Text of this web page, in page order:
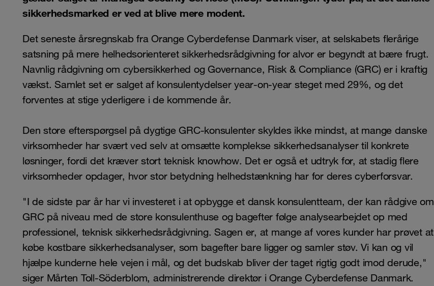
sikkerhedsmarked er ved at blive mere modent.
Det seneste årsregnskab fra Orange Cyberdefense Danmark viser, at selskabets flerårige
satsning på mere helhedsorienteret sikkerhedsrådgivning for alvor er begyndt at bære frugt.
Navnlig rådgivning om cybersikkerhed og Governance, Risk & Compliance (GRC) er i kraftig
vækst. Samlet set er salget af konsulentydelser year-on-year steget med 29%, og det
forventes at stige yderligere i de kommende år.
Den store efterspørgsel på dygtige GRC-konsulenter skyldes ikke mindst, at mange danske
virksomheder har svært ved selv at omsætte komplekse sikkerhedsanalyser til konkrete
løsninger, fordi det kræver stort teknisk knowhow. Det er også et udtryk for, at stadig flere
virksomheder opdager, hvor stor betydning helhedstænkning har for deres cyberforsvar.
"I de sidste par år har vi investeret i at opbygge et dansk konsulentteam, der kan rådgive om
GRC på niveau med de store konsulenthuse og bagefter følge analysearbejdet op med
professionel, teknisk sikkerhedsrådgivning. Sagen er, at mange af vores kunder har prøvet at
købe kostbare sikkerhedsanalyser, som bagefter bare ligger og samler støv. Vi kan og vil
hjælpe kunderne hele vejen i mål, og det budskab bliver der taget rigtig godt imod derude,"
siger Mårten Toll-Söderblom, administrerende direktør i Orange Cyberdefense Danmark.